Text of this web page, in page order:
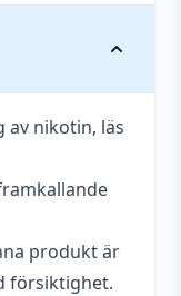
nikotin, läs
produkt är
försiktighet.